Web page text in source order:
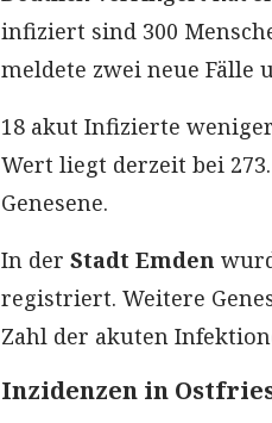
infiziert sind 300
meldete zwei neue Fälle
18 akut Infizierte
Wert liegt derzeit bei
Genesene.
In der Stadt Emden
registriert. Weitere
Zahl der akuten
Inzidenzen in